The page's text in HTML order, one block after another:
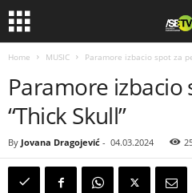
Home MUSIC Paramore izbacio spot za
Paramore izbacio
“Thick Skull”
By Jovana Dragojević - 04.03.2024